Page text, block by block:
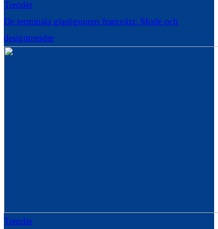
Trender
De terminala glasögonens framväxt: Mode och
designtrender
Trender